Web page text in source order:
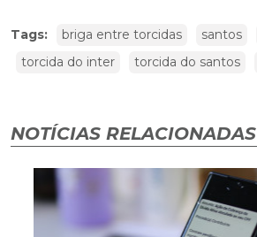
Tags: briga entre torcidas santos
torcida do inter
torcida do santos
NOTÍCIAS RELACIONADAS